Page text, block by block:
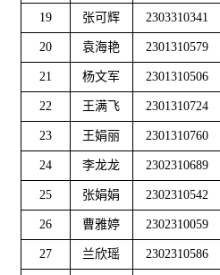
19 张可辉 2303310341
20 袁海艳 2301310579
21 杨文军 2301310506
22 王满飞 2301310724
23 王娟丽 2301310760
24 李龙龙 2302310689
25 张娟娟 2302310542
26 曹雅婷 2302310059
27 兰欣瑶 2302310586